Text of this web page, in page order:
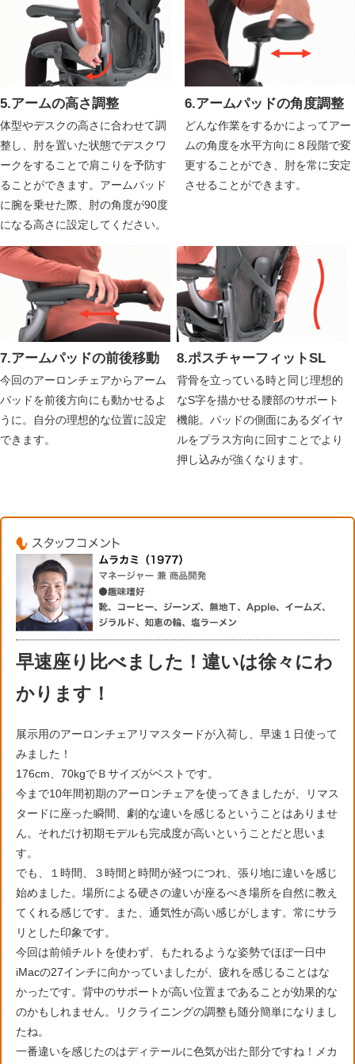
5.アームの高さ調整
体型やデスクの高さに合わせて調
整し、肘を置いた状態でデスクワ
ークをすることで肩こりを予防す
ることができます。アームパッド
に腕を乗せた際、肘の角度が90度
になる高さに設定してください。
6.アームパッドの角度調整
どんな作業をするかによってアー
ムの角度を水平方向に８段階で変
更することができ、肘を常に安定
させることができます。
7.アームパッドの前後移動
今回のアーロンチェアからアーム
パッドを前後方向にも動かせるよ
うに。自分の理想的な位置に設定
できます。
8.ポスチャーフィットSL
背骨を立っている時と同じ理想的
なS字を描かせる腰部のサポート
機能。パッドの側面にあるダイヤ
ルをプラス方向に回すことでより
押し込みが強くなります。
早速座り比べました！違いは徐々にわ
かります！
展示用のアーロンチェアリマスタードが入荷し、早速１日使って
みました！
176cm、70kgでＢサイズがベストです。
今まで10年間初期のアーロンチェアを使ってきましたが、リマス
タードに座った瞬間、劇的な違いを感じるということはありませ
ん。それだけ初期モデルも完成度が高いということだと思いま
す。
でも、１時間、３時間と時間が経つにつれ、張り地に違いを感じ
始めました。場所による硬さの違いが座るべき場所を自然に教え
てくれる感じです。また、通気性が高い感じがします。常にサラ
リとした印象です。
今回は前傾チルトを使わず、もたれるような姿勢でほぼ一日中
iMacの27インチに向かっていましたが、疲れを感じることはな
かったです。背中のサポートが高い位置まであることが効果的な
のかもしれません。リクライニングの調整も随分簡単になりまし
たね。
一番違いを感じたのはディテールに色気が出た部分ですね！メカ